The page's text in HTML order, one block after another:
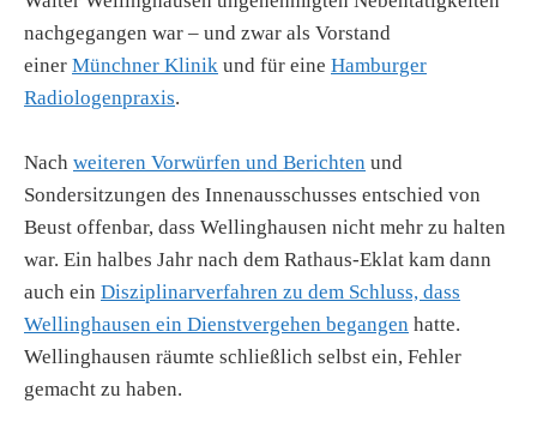
nachgegangen war – und zwar als Vorstand
einer Münchner Klinik und für eine Hamburger
Radiologenpraxis.
Nach weiteren Vorwürfen und Berichten und
Sondersitzungen des Innenausschusses entschied von
Beust offenbar, dass Wellinghausen nicht mehr zu halten
war. Ein halbes Jahr nach dem Rathaus-Eklat kam dann
auch ein Disziplinarverfahren zu dem Schluss, dass
Wellinghausen ein Dienstvergehen begangen hatte.
Wellinghausen räumte schließlich selbst ein, Fehler
gemacht zu haben.